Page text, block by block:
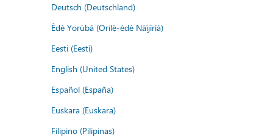
Deutsch (Deutschland)
Èdè Yorùbá (Orilẹ̀-èdè Nàìjíríà)
Eesti (Eesti)
English (United States)
Español (España)
Euskara (Euskara)
Filipino (Pilipinas)